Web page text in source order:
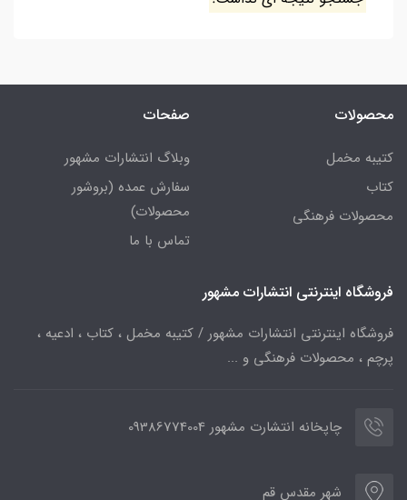
محصولات
کتیبه مخمل
کتاب
محصولات فرهنگی
صفحات
وبلاگ انتشارات مشهور
سفارش عمده (بروشور
محصولات)
تماس با ما
فروشگاه اینترنتی انتشارات مشهور
فروشگاه اینترنتی انتشارات مشهور / کتیبه مخمل ، کتاب ، ادعیه ،
پرچم ، محصولات فرهنگی و ...
چاپخانه انتشارت مشهور 09386774004
شهر مقدس قم